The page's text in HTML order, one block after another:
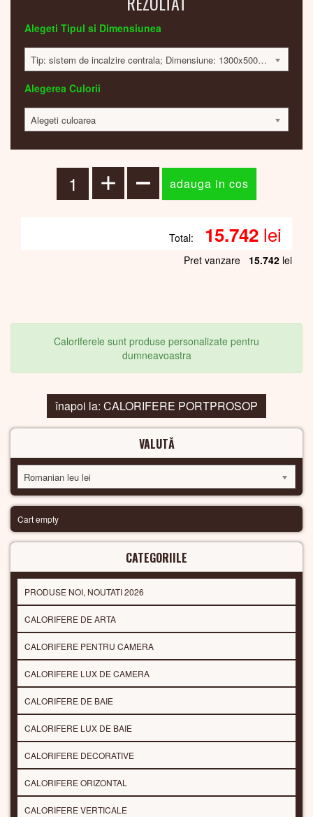
Alegeti Tipul si Dimensiunea
Tip: sistem de incalzire centrala; Dimensiune: 1300x500x30mm; 579 Watt; 15688 lei
Alegerea Culorii
Alegeti culoarea
Total: 15.742 lei
Pret vanzare 15.742 lei
Caloriferele sunt produse personalizate pentru
dumneavoastra
înapoi la: CALORIFERE PORTPROSOP
VALUTĂ
Romanian leu lei
Cart empty
CATEGORIILE
PRODUSE NOI, NOUTATI 2026
CALORIFERE DE ARTA
CALORIFERE PENTRU CAMERA
CALORIFERE LUX DE CAMERA
CALORIFERE DE BAIE
CALORIFERE LUX DE BAIE
CALORIFERE DECORATIVE
CALORIFERE ORIZONTAL
CALORIFERE VERTICALE